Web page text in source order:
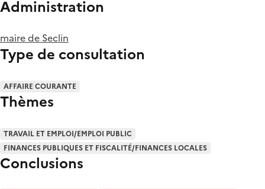
Administration
maire de Seclin
Type de consultation
AFFAIRE COURANTE
Thèmes
TRAVAIL ET EMPLOI/EMPLOI PUBLIC
FINANCES PUBLIQUES ET FISCALITÉ/FINANCES LOCALES
Conclusions